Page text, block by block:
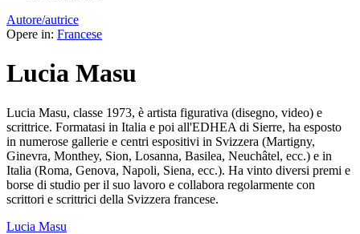
Autore/autrice
Opere in: Francese
Lucia Masu
Lucia Masu, classe 1973, è artista figurativa (disegno, video) e
scrittrice. Formatasi in Italia e poi all'EDHEA di Sierre, ha esposto
in numerose gallerie e centri espositivi in Svizzera (Martigny,
Ginevra, Monthey, Sion, Losanna, Basilea, Neuchâtel, ecc.) e in
Italia (Roma, Genova, Napoli, Siena, ecc.). Ha vinto diversi premi e
borse di studio per il suo lavoro e collabora regolarmente con
scrittori e scrittrici della Svizzera francese.
Lucia Masu